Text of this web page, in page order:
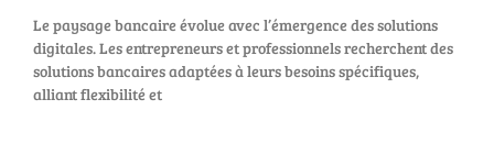
Le paysage bancaire évolue avec l’émergence des solutions
digitales. Les entrepreneurs et professionnels recherchent des
solutions bancaires adaptées à leurs besoins spécifiques,
alliant flexibilité et